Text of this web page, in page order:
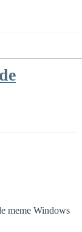
meme Windows